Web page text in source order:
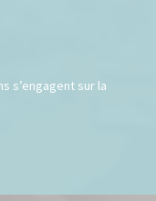
s’engagent sur la